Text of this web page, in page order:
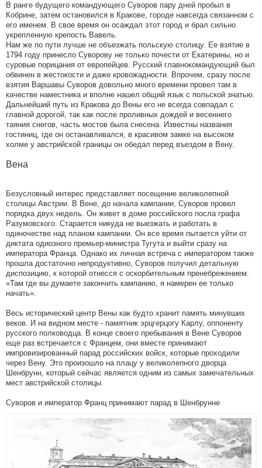
В ранге будущего командующего Суворов пару дней пробыл в
Кобрине, затем остановился в Кракове, городе навсегда связанном с
его именем. В свое время он осаждал этот город и брал сильно
укрепленную крепость Вавель.
Нам же по пути лучше не объезжать польскую столицу. Ее взятие в
1794 году принесло Суворову не только почести от Екатерины, но и
суровые порицания от европейцев. Русский главнокомандующий был
обвинен в жестокости и даже кровожадности. Впрочем, сразу после
взятия Варшавы Суворов довольно много времени провел там в
качестве наместника и вполне нашел общий язык с польской знатью.
Дальнейший путь из Кракова до Вены его не всегда совпадал с
главной дорогой, так как после проливных дождей и весеннего
таяния снегов, часть мостов была снесена. Известны названия
гостиниц, где он останавливался, в красивом замке на высоком
холме у австрийской границы он обедал перед въездом в Вену.
Вена
Безусловный интерес представляет посещение великолепной
столицы Австрии. В Вене, до начала кампании, Суворов провел
порядка двух недель. Он живет в доме российского посла графа
Разумовского. Старается никуда не выезжать и работать в
одиночестве над планом кампании. Он все время пытается уйти от
диктата одиозного премьер-министра Тугута и выйти сразу на
императора Франца. Однако их личная встреча с императором также
прошла достаточно непродуктивно, Суворов получил детальную
диспозицию, к которой отнесся с оскорбительным пренебрежением.
«Там где вы думаете закончить кампанию, я намерен ее только
начать».
Весь исторический центр Вены как будто хранит память минувших
веков. И на видном месте - памятник эрцгерцогу Карлу, оппоненту
русского полководца. В конце своего пребывания в Вене Суворов
еще раз встречается с Францем, они вместе принимают
импровизированный парад российских войск, которые проходили
через Вену. Это произошло на плацу у великолепного дворца
Шенбрунн, который сейчас является одним из самых замечательных
мест австрийской столицы.
Суворов и император Франц принимают парад в Шенбрунне